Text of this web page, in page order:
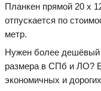
Планкен прямой 20 х
отпускается по
метр.
Нужен более дешёвый
размера в СПб и ЛО?
экономичных и